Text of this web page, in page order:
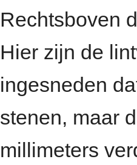
Rechtsboven
Hier zijn de
ingesneden
stenen, maar
millimeters